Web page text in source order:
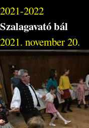
2021-2022
Szalagavató bál
2021. november 20.